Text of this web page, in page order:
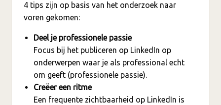
4 tips zijn op basis van het onderzoek naar
voren gekomen:
Deel je professionele passie
Focus bij het publiceren op LinkedIn op
onderwerpen waar je als professional echt
om geeft (professionele passie).
Creëer een ritme
Een frequente zichtbaarheid op LinkedIn is